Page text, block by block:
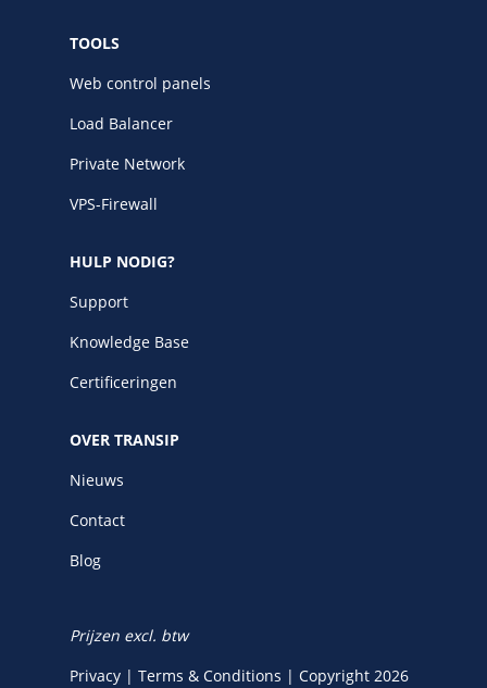
TOOLS
Web control panels
Load Balancer
Private Network
VPS-Firewall
HULP NODIG?
Support
Knowledge Base
Certificeringen
OVER TRANSIP
Nieuws
Contact
Blog
Prijzen excl. btw
Privacy | Terms & Conditions | Copyright 2026